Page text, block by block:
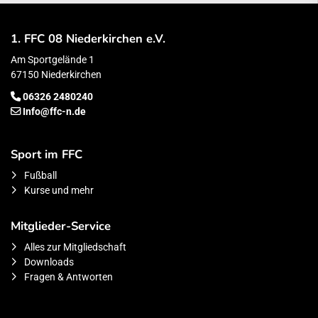
1. FFC 08 Niederkirchen e.V.
Am Sportgelände 1
67150 Niederkirchen
06326 2480240
Info@ffc-n.de
Sport im FFC
Fußball
Kurse und mehr
Mitglieder-Service
Alles zur Mitgliedschaft
Downloads
Fragen & Antworten